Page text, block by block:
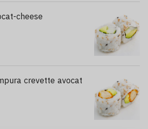
cheese
crevette avocat